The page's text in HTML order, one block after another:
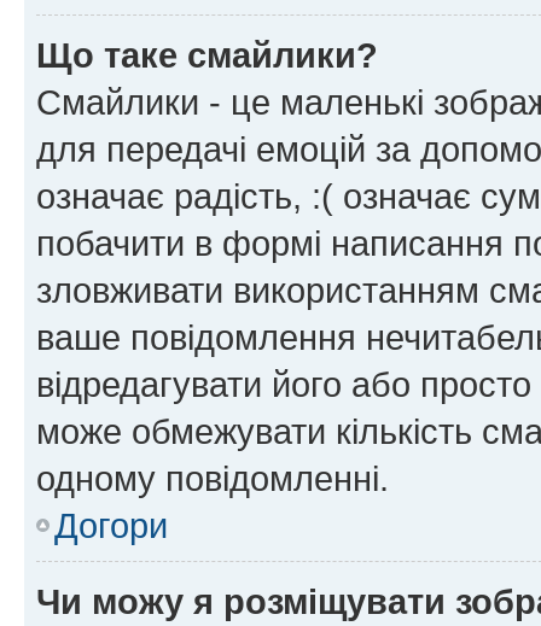
Що таке смайлики?
Смайлики - це маленькі
для передачі емоцій за
означає радість, :( означає
побачити в формі написання
зловживати використанням
ваше повідомлення
відредагувати його або
може обмежувати кількість
одному повідомленні.
Догори
Чи можу я розміщувати